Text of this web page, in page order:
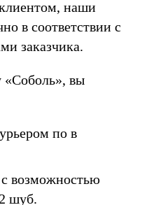
наши
в соответствии с
заказчика.
вы
по в
возможностью
шуб.